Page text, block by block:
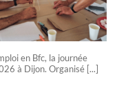
en Bfc, la journée
à Dijon. Organisé [...]